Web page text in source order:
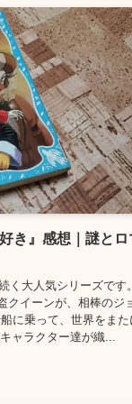
き』感想｜謎とロ
く大人気シリーズです
クイーンが、相棒のジ
に乗って、世界をまた
ャラクター達が織...